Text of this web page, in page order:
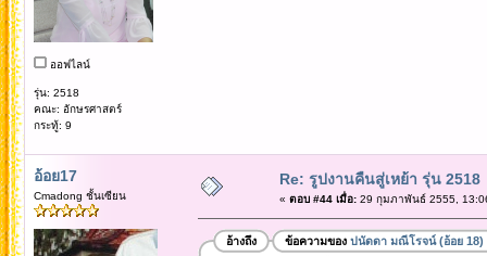
ออฟไลน์
รุ่น: 2518
คณะ: อักษรศาสตร์
กระทู้: 9
อ้อย17
Cmadong ชั้นเซียน
Re: รูปงานคืนสู่เหย้า รุ่น 2518
« ตอบ #44 เมื่อ:29 กุมภาพันธ์ 2555,
อ้างถึง ข้อความของ ปนัดดา มณีโรจน์ (อ้อย 18)